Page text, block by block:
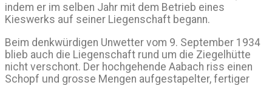
indem er im selben Jahr mit dem Betrieb eines
Kieswerks auf seiner Liegenschaft begann.
Beim denkwürdigen Unwetter vom 9. September 1934
blieb auch die Liegenschaft rund um die Ziegelhütte
nicht verschont. Der hochgehende Aabach riss einen
Schopf und grosse Mengen aufgestapelter, fertiger